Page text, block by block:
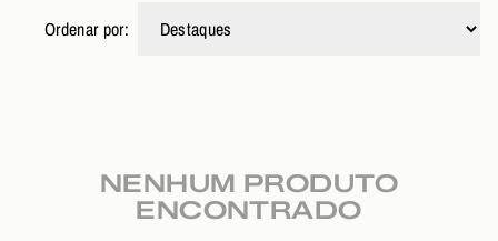
Ordenar por:
NENHUM PRODUTO
ENCONTRADO